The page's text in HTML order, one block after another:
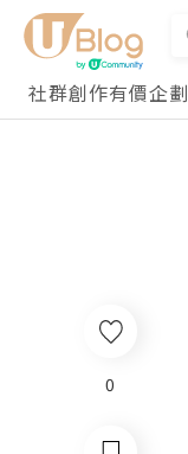
社群創作有價企劃
0